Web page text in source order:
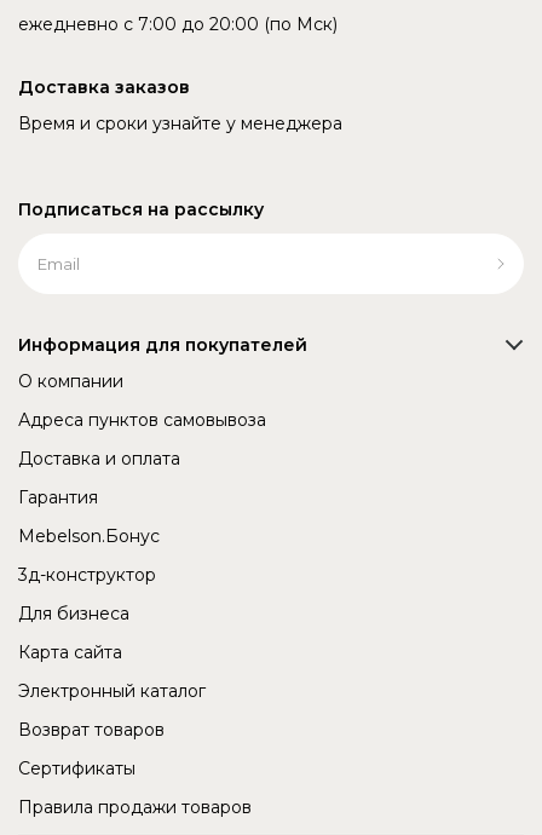
ежедневно с 7:00 до 20:00 (по Мск)
Доставка заказов
Время и сроки узнайте у менеджера
Подписаться на рассылку
Информация для покупателей
О компании
Адреса пунктов самовывоза
Доставка и оплата
Гарантия
Mebelson.Бонус
3д-конструктор
Для бизнеса
Карта сайта
Электронный каталог
Возврат товаров
Сертификаты
Правила продажи товаров